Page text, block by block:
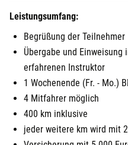
Leistungsumfang:
Begrüßung der Teilnehmer
Übergabe und Einweisung
erfahrenen Instruktor
1 Wochenende (Fr. - Mo.)
4 Mitfahrer möglich
400 km inklusive
jeder weitere km wird mit